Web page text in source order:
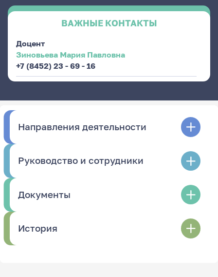
ВАЖНЫЕ КОНТАКТЫ
Доцент
Зиновьева Мария Павловна
+7 (8452) 23 - 69 - 16
Направления деятельности
Руководство и сотрудники
Документы
История